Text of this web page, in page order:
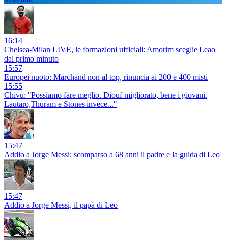
16:14
Chelsea-Milan LIVE, le formazioni ufficiali: Amorim sceglie Leao
dal primo minuto
15:57
Europei nuoto: Marchand non al top, rinuncia ai 200 e 400 misti
15:55
Chivu: "Possiamo fare meglio. Diouf migliorato, bene i giovani.
Lautaro,Thuram e Stones invece..."
15:47
Addio a Jorge Messi: scomparso a 68 anni il padre e la guida di Leo
15:47
Addio a Jorge Messi, il papà di Leo